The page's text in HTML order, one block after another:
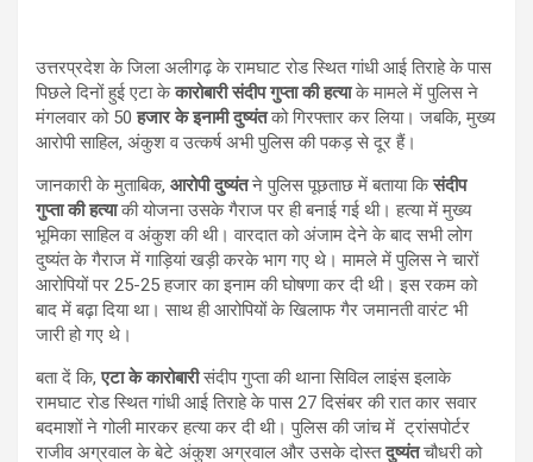
उत्तरप्रदेश के जिला अलीगढ़ के रामघाट रोड स्थित गांधी आई तिराहे के पास
पिछले दिनों हुई एटा केकारोबारी संदीप गुप्ता की हत्याके मामले में पुलिस ने
मंगलवार को 50 हजार के इनामी दुष्यंतको गिरफ्तार कर लिया। जबकि, मुख्य
आरोपी साहिल, अंकुश व उत्कर्ष अभी पुलिस की पकड़ से दूर हैं।
जानकारी के मुताबिक, आरोपी दुष्यंतने पुलिस पूछताछ में बताया किसंदीप
गुप्ता की हत्याकी योजना उसके गैराज पर ही बनाई गई थी। हत्या में मुख्य
भूमिका साहिल व अंकुश की थी। वारदात को अंजाम देने के बाद सभी लोग
दुष्यंत के गैराज में गाड़ियां खड़ी करके भाग गए थे। मामले में पुलिस ने चारों
आरोपियों पर 25-25 हजार का इनाम की घोषणा कर दी थी। इस रकम को
बाद में बढ़ा दिया था। साथ ही आरोपियों के खिलाफ गैर जमानती वारंट भी
जारी हो गए थे।
बता दें कि,एटा के कारोबारीसंदीप गुप्ता की थाना सिविल लाइंस इलाके
रामघाट रोड स्थित गांधी आई तिराहे के पास 27 दिसंबर की रात कार सवार
बदमाशों ने गोली मारकर हत्या कर दी थी। पुलिस की जांच में ट्रांसपोर्टर
राजीव अग्रवाल के बेटे अंकुश अग्रवाल और उसके दोस्तदुष्यंतचौधरी को